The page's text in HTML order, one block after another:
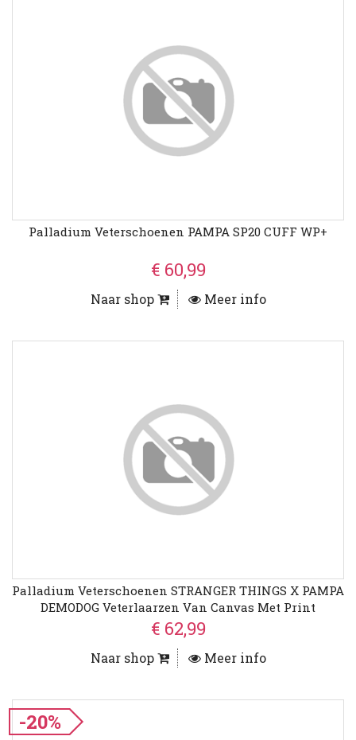
Palladium Veterschoenen PAMPA SP20 CUFF WP+
€ 60,99
Naar shop Meer info
Palladium Veterschoenen STRANGER THINGS X PAMPA
DEMODOG Veterlaarzen Van Canvas Met Print
€ 62,99
Naar shop Meer info
-20%